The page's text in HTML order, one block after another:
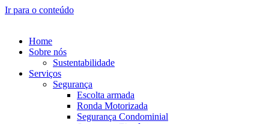
Ir para o conteúdo
Home
Sobre nós
Sustentabilidade
Serviços
Segurança
Escolta armada
Ronda Motorizada
Segurança Condominial